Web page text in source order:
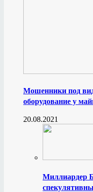
Мошенники под
оборудование у
20.08.2021
Миллиардер